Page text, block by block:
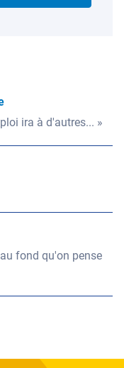
ira à d'autres... »
fond qu'on pense